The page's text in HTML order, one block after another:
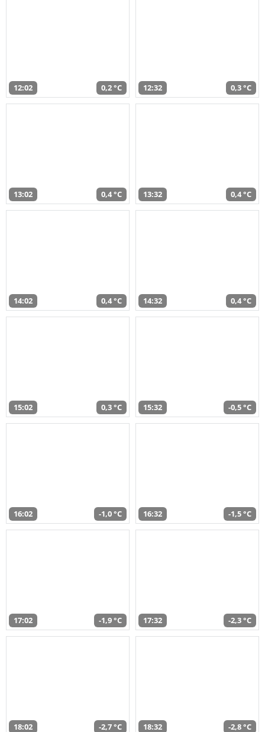
12:02 0,2 °C 12:32 0,3 °C
13:02 0,4 °C 13:32 0,4 °C
14:02 0,4 °C 14:32 0,4 °C
15:02 0,3 °C 15:32 -0,5 °C
16:02 -1,0 °C 16:32 -1,5 °C
17:02 -1,9 °C 17:32 -2,3 °C
18:02 -2,7 °C 18:32 -2,8 °C